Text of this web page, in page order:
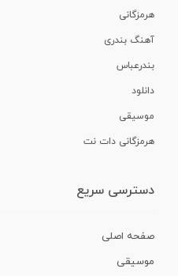
هرمزگانی
آهنگ بندری
بندرعباس
دانلود
موسیقی
هرمزگانی دات نت
دسترسی سریع
صفحه اصلی
موسیقی